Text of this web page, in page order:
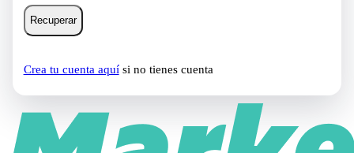
Recuperar
Crea tu cuenta aquísi no tienes cuenta